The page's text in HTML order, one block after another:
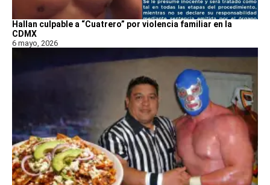
Hallan culpable a “Cuatrero” por violencia familiar en la
CDMX
6 mayo, 2026